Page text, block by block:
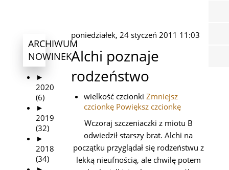
poniedziałek, 24 styczeń 2011 11:03
Alchi poznaje
rodzeństwo
wielkość czcionki Zmniejsz
czcionkę Powiększ czcionkę
Wczoraj szczeniaczki z miotu B
odwiedził starszy brat. Alchi na
początku przyglądał się rodzeństwu z
lekką nieufnością, ale chwilę potem
ARCHIWUM
NOWINEK
►
2020
(6)
►
2019
(32)
►
2018
(34)